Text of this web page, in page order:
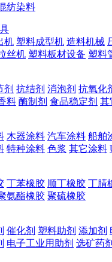
纺染料
机 塑料成型机 造料机械
丝机 塑料板材设备 塑料
剂 抗结剂 消泡剂 抗氧化
料 酶制剂 食品稳定剂 其
木器涂料 汽车涂料 船舶
特种涂料 色浆 其它涂料
丁苯橡胶 顺丁橡胶 丁腈
氨酯橡胶 聚硫橡胶
催化剂 塑料助剂 添加剂
电子工业用助剂 选矿药